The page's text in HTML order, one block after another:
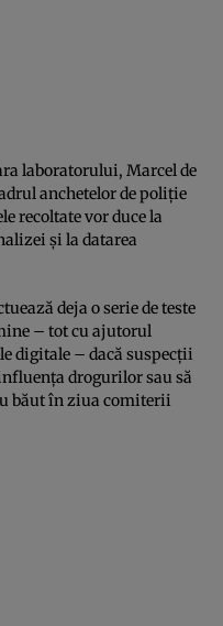
laboratorului, Marcel de
anchetelor de poliţie
recoltate vor duce la
şi la datarea
deja o serie de teste
– tot cu ajutorul
digitale – dacă suspecţii
drogurilor sau să
băut în ziua comiterii